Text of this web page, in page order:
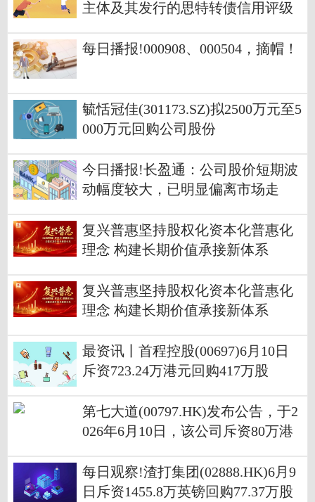
主体及其发行的思特转债信用评级
每日播报!000908、000504，摘帽！
毓恬冠佳(301173.SZ)拟2500万元至5
000万元回购公司股份
今日播报!长盈通：公司股价短期波
动幅度较大，已明显偏离市场走
复兴普惠坚持股权化资本化普惠化
理念 构建长期价值承接新体系
复兴普惠坚持股权化资本化普惠化
理念 构建长期价值承接新体系
最资讯丨首程控股(00697)6月10日
斥资723.24万港元回购417万股
第七大道(00797.HK)发布公告，于2
026年6月10日，该公司斥资80万港
元
每日观察!渣打集团(02888.HK)6月9
日斥资1455.8万英镑回购77.37万股